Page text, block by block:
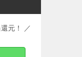
元！ ／